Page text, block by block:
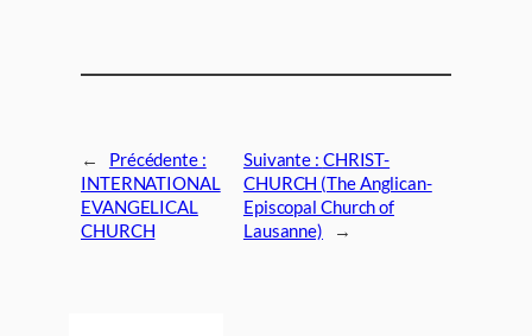
←
Précédente :
INTERNATIONAL
EVANGELICAL
CHURCH
Suivante : CHRIST-
CHURCH (The Anglican-
Episcopal Church of
Lausanne)
→